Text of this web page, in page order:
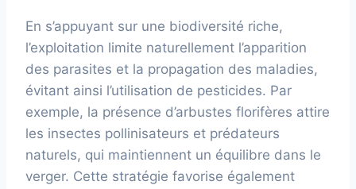
En s’appuyant sur une biodiversité riche,
l’exploitation limite naturellement l’apparition
des parasites et la propagation des maladies,
évitant ainsi l’utilisation de pesticides. Par
exemple, la présence d’arbustes florifères attire
les insectes pollinisateurs et prédateurs
naturels, qui maintiennent un équilibre dans le
verger. Cette stratégie favorise également